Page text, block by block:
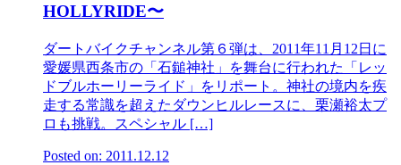
HOLLYRIDE〜
ダートバイクチャンネル第６弾は、2011年11月12日に
愛媛県西条市の「石鎚神社」を舞台に行われた「レッ
ドブルホーリーライド」をリポート。神社の境内を疾
走する常識を超えたダウンヒルレースに、栗瀬裕太プ
ロも挑戦。スペシャル […]
Posted on: 2011.12.12